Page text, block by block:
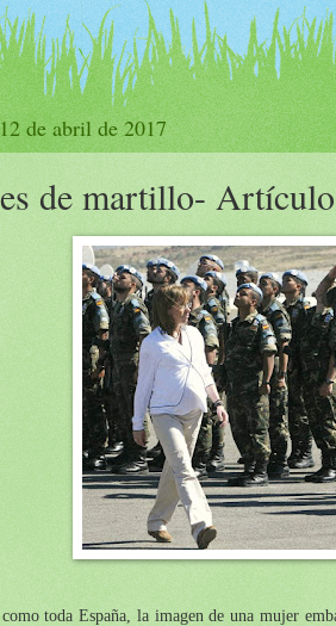
de abril de 2017
de martillo-
toda España, la imagen de una mujer